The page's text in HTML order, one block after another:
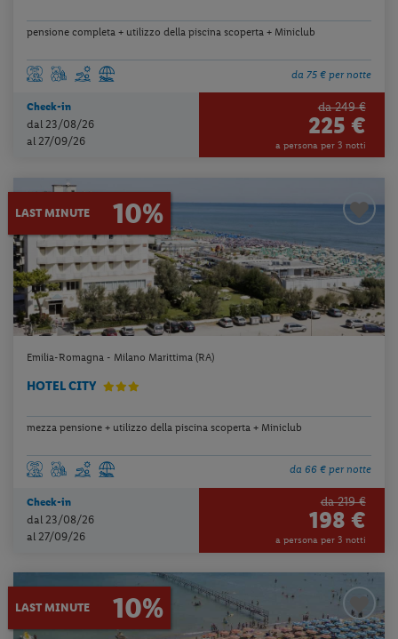
pensione completa + utilizzo della piscina scoperta + Miniclub
da 75 € per notte
Check-in
dal 23/08/26
al 27/09/26
da 249 €
225 €
a persona per 3 notti
LAST MINUTE 10%
Emilia-Romagna - Milano Marittima (RA)
HOTEL CITY
mezza pensione + utilizzo della piscina scoperta + Miniclub
da 66 € per notte
Check-in
dal 23/08/26
al 27/09/26
da 219 €
198 €
a persona per 3 notti
LAST MINUTE 10%